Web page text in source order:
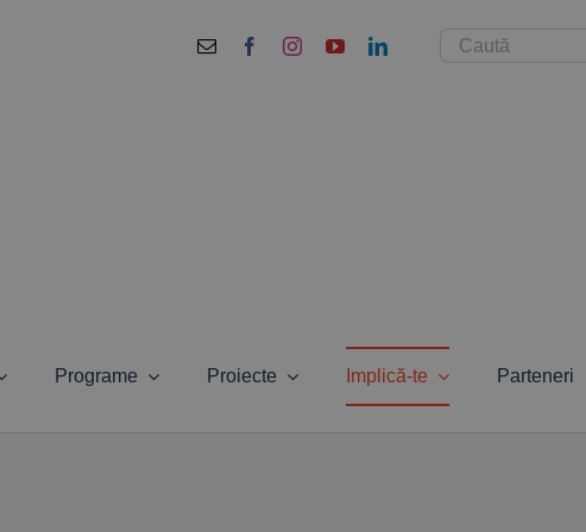
Cautare...
Programe Proiecte Implică-te Parteneri